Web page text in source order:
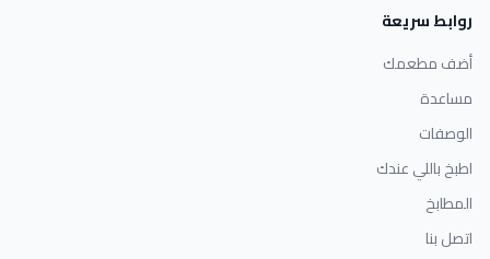
روابط سريعة
أضف مطعمك
مساعدة
الوصفات
اطبخ باللي عندك
المطابخ
اتصل بنا